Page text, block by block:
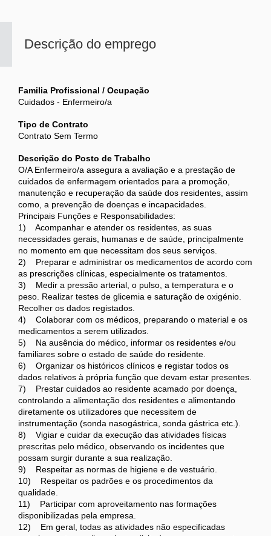
Descrição do emprego
Familia Profissional / Ocupação
Cuidados - Enfermeiro/a
Tipo de Contrato
Contrato Sem Termo
Descrição do Posto de Trabalho
O/A Enfermeiro/a assegura a avaliação e a prestação de
cuidados de enfermagem orientados para a promoção,
manutenção e recuperação da saúde dos residentes, assim
como, a prevenção de doenças e incapacidades.
Principais Funções e Responsabilidades:
1) Acompanhar e atender os residentes, as suas
necessidades gerais, humanas e de saúde, principalmente
no momento em que necessitam dos seus serviços.
2) Preparar e administrar os medicamentos de acordo com
as prescrições clínicas, especialmente os tratamentos.
3) Medir a pressão arterial, o pulso, a temperatura e o
peso. Realizar testes de glicemia e saturação de oxigénio.
Recolher os dados registados.
4) Colaborar com os médicos, preparando o material e os
medicamentos a serem utilizados.
5) Na ausência do médico, informar os residentes e/ou
familiares sobre o estado de saúde do residente.
6) Organizar os históricos clínicos e registar todos os
dados relativos à própria função que devam estar presentes.
7) Prestar cuidados ao residente acamado por doença,
controlando a alimentação dos residentes e alimentando
diretamente os utilizadores que necessitem de
instrumentação (sonda nasogástrica, sonda gástrica etc.).
8) Vigiar e cuidar da execução das atividades físicas
prescritas pelo médico, observando os incidentes que
possam surgir durante a sua realização.
9) Respeitar as normas de higiene e de vestuário.
10) Respeitar os padrões e os procedimentos da
qualidade.
11) Participar com aproveitamento nas formações
disponibilizadas pela empresa.
12) Em geral, todas as atividades não especificadas